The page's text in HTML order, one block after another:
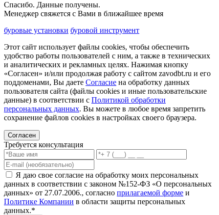
Спасибо. Данные получены.
Менеджер свяжется с Вами в ближайшее время
буровые установки буровой инструмент
Этот сайт использует файлы cookies, чтобы обеспечить
удобство работы пользователей с ним, а также в технических
и аналитических и рекламных целях. Нажимая кнопку
«Согласен» и/или продолжая работу с сайтом zavodbt.ru и его
поддоменами, Вы даете Согласие на обработку данных
пользователя сайта (файлы cookies и иные пользовательские
данные) в соответствии с Политикой обработки
персональных данных. Вы можете в любое время запретить
сохранение файлов cookies в настройках своего браузера.
Согласен
Требуется консультация
Я даю свое согласие на обработку моих персональных
данных в соответствии с законом №152-ФЗ «О персональных
данных» от 27.07.2006., согласно прилагаемой форме и
Политике Компании в области защиты персональных
данных.*